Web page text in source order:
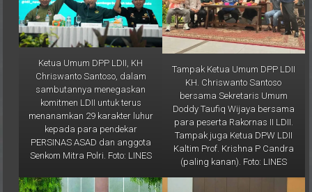
Ketua Umum DPP LDII, KH
Chriswanto Santoso, dalam
sambutannya menegaskan
komitmen LDII untuk terus
menanamkan 29 karakter luhur
kepada para pendekar
PERSINAS ASAD dan anggota
Senkom Mitra Polri. Foto: LINES
Tampak Ketua Umum DPP LDII
KH. Chriswanto Santoso
bersama Sekretaris Umum
Doddy Taufiq Wijaya bersama
para peserta Rakornas II LDII.
Tampak juga Ketua DPW LDII
Kaltim Prof. Krishna P Candra
(paling kanan). Foto: LINES